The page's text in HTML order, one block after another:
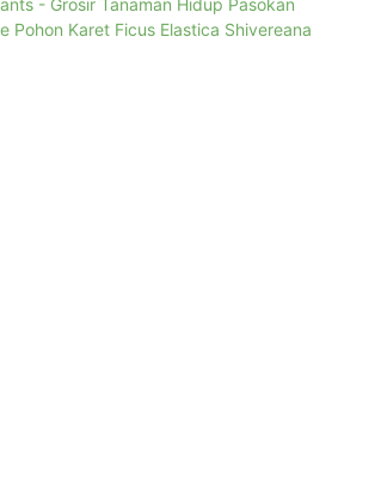
matahari sedang dan naungan sebagian,
Meskipun bunganya berwarna hijau dengan bintik-
jarang mekar jika ditanam.